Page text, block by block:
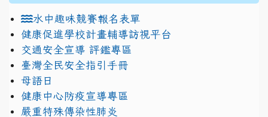
水中趣味競賽報名表單
健康促進學校計畫輔導訪視平台
交通安全宣導 評鑑專區
臺灣全民安全指引手冊
母語日
健康中心防疫宣導專區
嚴重特殊傳染性肺炎